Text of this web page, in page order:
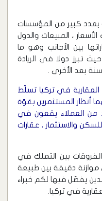
بعدد كبير من المؤسسات
، المبيعات والدول
بين الأجانب وهو ما
تبرز دولا في الريادة
بعد الأخرى .
في تركيا تسلّط
أنظار المستثمرين بقوّة
من العملاء يقعون في
والاستثمار ، عقارات
الفروقات بين التملك في
موازنة دقيقة بين طبيعة
يفصّل فيها لكم خبراء
في تركيا.